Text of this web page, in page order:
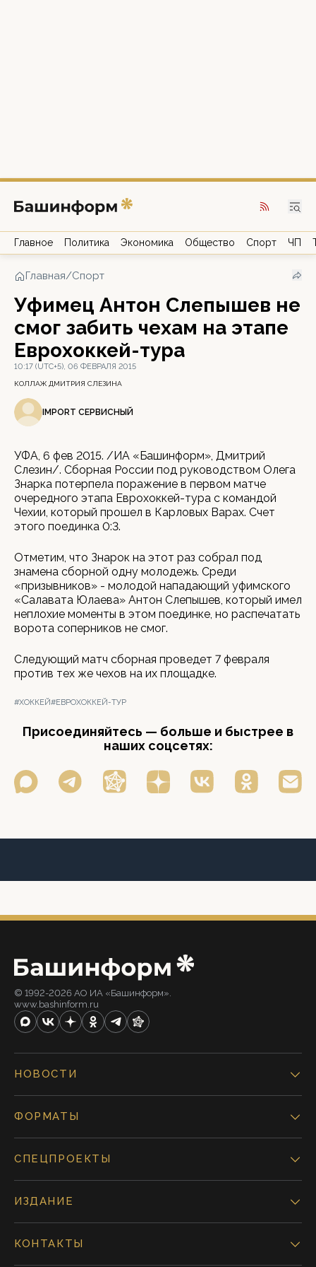
Главное Политика Экономика Общество Спорт ЧП
Главная/Спорт
Уфимец Антон Слепышев не
смог забить чехам на этапе
Еврохоккей-тура
10:17 (UTC+5), 06 ФЕВРАЛЯ 2015
КОЛЛАЖ ДМИТРИЯ СЛЕЗИНА
IMPORT СЕРВИСНЫЙ
УФА, 6 фев 2015. /ИА «Башинформ», Дмитрий
Слезин/. Сборная России под руководством Олега
Знарка потерпела поражение в первом матче
очередного этапа Еврохоккей-тура с командой
Чехии, который прошел в Карловых Варах. Счет
этого поединка 0:3.
Отметим, что Знарок на этот раз собрал под
знамена сборной одну молодежь. Среди
«призывников» - молодой нападающий уфимского
«Салавата Юлаева» Антон Слепышев, который имел
неплохие моменты в этом поединке, но распечатать
ворота соперников не смог.
Следующий матч сборная проведет 7 февраля
против тех же чехов на их площадке.
#ХОККЕЙ#ЕВРОХОККЕЙ-ТУР
Присоединяйтесь — больше и быстрее в
наших соцсетях:
© 1992-2026 АО ИА «Башинформ».
www.bashinform.ru
НОВОСТИ
ФОРМАТЫ
СПЕЦПРОЕКТЫ
ИЗДАНИЕ
КОНТАКТЫ